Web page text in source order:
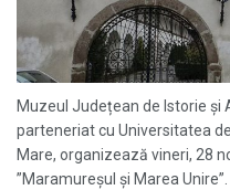
Muzeul Județean de Istorie și
parteneriat cu Universitatea de
Mare, organizează vineri, 28
”Maramureșul și Marea